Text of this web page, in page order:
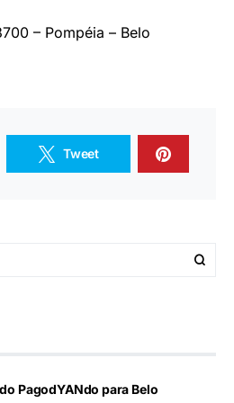
– Pompéia – Belo
Tweet
PagodYANdo para Belo